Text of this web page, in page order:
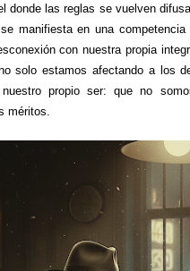
donde las reglas se vuelven
manifiesta en una
con nuestra propia
solo estamos afectando a los
propio ser: que no
méritos.